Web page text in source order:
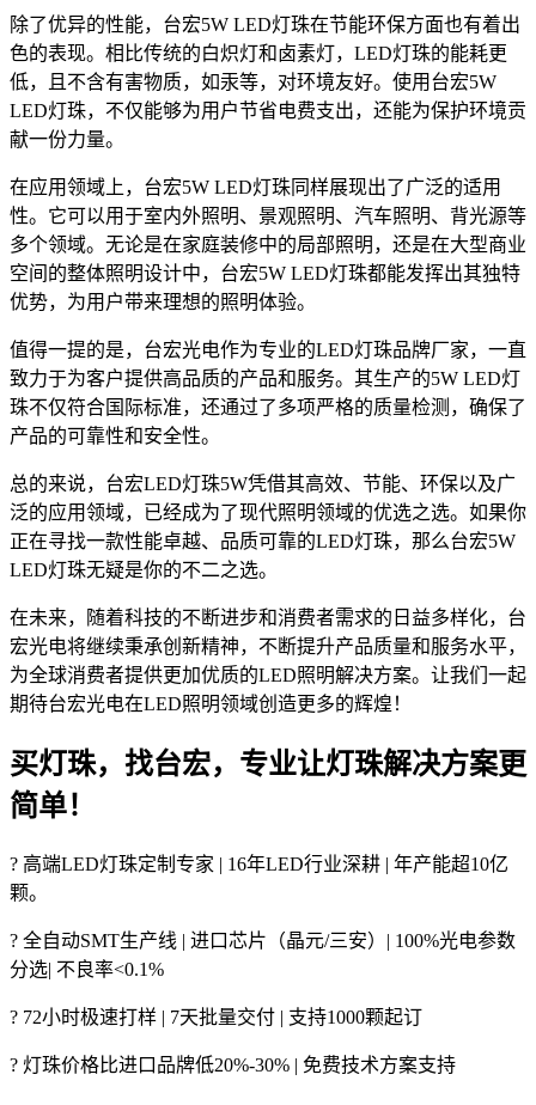
除了优异的性能，台宏5W LED灯珠在节能环保方面也有着出
色的表现。相比传统的白炽灯和卤素灯，LED灯珠的能耗更
低，且不含有害物质，如汞等，对环境友好。使用台宏5W
LED灯珠，不仅能够为用户节省电费支出，还能为保护环境贡
献一份力量。
在应用领域上，台宏5W LED灯珠同样展现出了广泛的适用
性。它可以用于室内外照明、景观照明、汽车照明、背光源等
多个领域。无论是在家庭装修中的局部照明，还是在大型商业
空间的整体照明设计中，台宏5W LED灯珠都能发挥出其独特
优势，为用户带来理想的照明体验。
值得一提的是，台宏光电作为专业的LED灯珠品牌厂家，一直
致力于为客户提供高品质的产品和服务。其生产的5W LED灯
珠不仅符合国际标准，还通过了多项严格的质量检测，确保了
产品的可靠性和安全性。
总的来说，台宏LED灯珠5W凭借其高效、节能、环保以及广
泛的应用领域，已经成为了现代照明领域的优选之选。如果你
正在寻找一款性能卓越、品质可靠的LED灯珠，那么台宏5W
LED灯珠无疑是你的不二之选。
在未来，随着科技的不断进步和消费者需求的日益多样化，台
宏光电将继续秉承创新精神，不断提升产品质量和服务水平，
为全球消费者提供更加优质的LED照明解决方案。让我们一起
期待台宏光电在LED照明领域创造更多的辉煌！
买灯珠，找台宏，专业让灯珠解决方案更
简单！
? 高端LED灯珠定制专家 | 16年LED行业深耕 | 年产能超10亿
颗。
? 全自动SMT生产线 | 进口芯片（晶元/三安）| 100%光电参数
分选| 不良率<0.1%
? 72小时极速打样 | 7天批量交付 | 支持1000颗起订
? 灯珠价格比进口品牌低20%-30% | 免费技术方案支持